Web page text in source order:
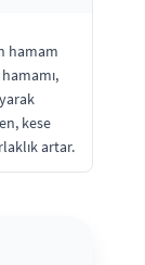
hamam
kese
artar.